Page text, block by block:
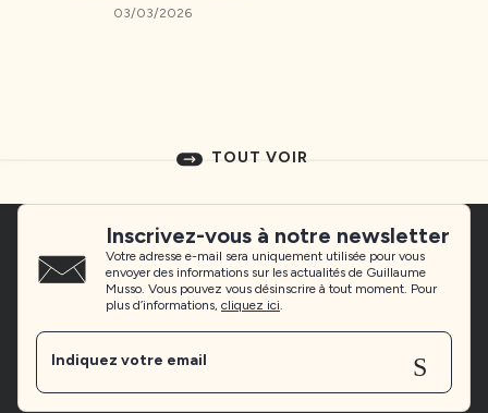
03/03/2026
TOUT VOIR
Inscrivez-vous à notre newsletter
Votre adresse e-mail sera uniquement utilisée pour vous
envoyer des informations sur les actualités de Guillaume
Musso. Vous pouvez vous désinscrire à tout moment. Pour
plus d’informations, cliquez ici.
Indiquez votre email